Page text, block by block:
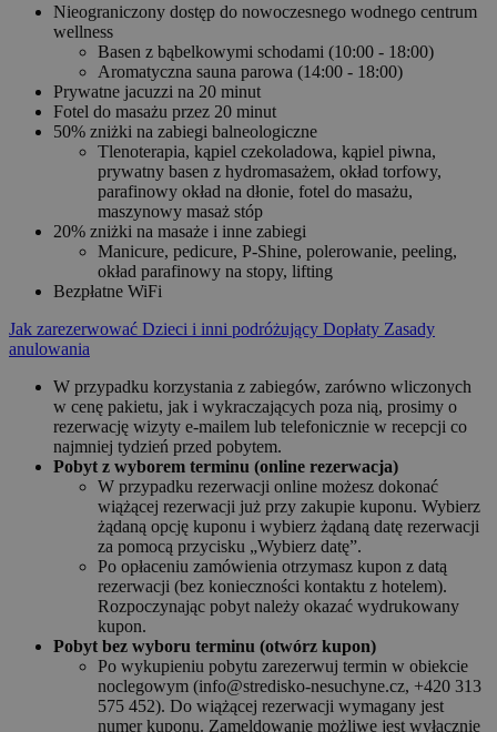
Nieograniczony dostęp do nowoczesnego wodnego centrum
wellness
Basen z bąbelkowymi schodami (10:00 - 18:00)
Aromatyczna sauna parowa (14:00 - 18:00)
Prywatne jacuzzi na 20 minut
Fotel do masażu przez 20 minut
50% zniżki na zabiegi balneologiczne
Tlenoterapia, kąpiel czekoladowa, kąpiel piwna,
prywatny basen z hydromasażem, okład torfowy,
parafinowy okład na dłonie, fotel do masażu,
maszynowy masaż stóp
20% zniżki na masaże i inne zabiegi
Manicure, pedicure, P-Shine, polerowanie, peeling,
okład parafinowy na stopy, lifting
Bezpłatne WiFi
Jak zarezerwować Dzieci i inni podróżujący Dopłaty Zasady
anulowania
W przypadku korzystania z zabiegów, zarówno wliczonych
w cenę pakietu, jak i wykraczających poza nią, prosimy o
rezerwację wizyty e-mailem lub telefonicznie w recepcji co
najmniej tydzień przed pobytem.
Pobyt z wyborem terminu (online rezerwacja)
W przypadku rezerwacji online możesz dokonać
wiążącej rezerwacji już przy zakupie kuponu. Wybierz
żądaną opcję kuponu i wybierz żądaną datę rezerwacji
za pomocą przycisku „Wybierz datę”.
Po opłaceniu zamówienia otrzymasz kupon z datą
rezerwacji (bez konieczności kontaktu z hotelem).
Rozpoczynając pobyt należy okazać wydrukowany
kupon.
Pobyt bez wyboru terminu (otwórz kupon)
Po wykupieniu pobytu zarezerwuj termin w obiekcie
noclegowym (info@stredisko-nesuchyne.cz, +420 313
575 452). Do wiążącej rezerwacji wymagany jest
numer kuponu. Zameldowanie możliwe jest wyłącznie